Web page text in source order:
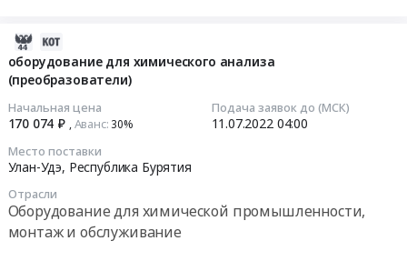
оборудование для химического анализа
(преобразователи)
Начальная цена
170 074 ₽ Аванс: 30%‍
Подача заявок до (МСК)
11.07.2022 04:00
Место поставки
Улан-Удэ, Республика Бурятия
Отрасли
Оборудование для химической промышленности,
монтаж и обслуживание